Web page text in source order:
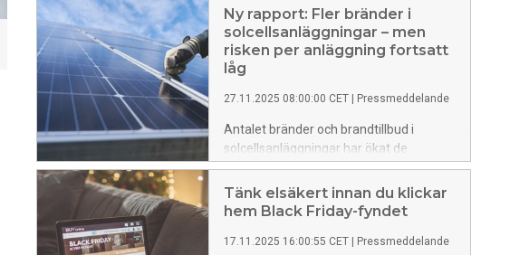
säljs ofta av företag utanför EU, vilket
försvårar tillsyn och ansvar. Nu går
myndigheten ut med en varning till
konsumenter – särskilt vid köp via
Ny rapport: Fler bränder i
solcellsanläggningar – men
risken per anläggning fortsatt
låg
27.11.2025 08:00:00 CET Pressmeddelande
Antalet bränder och brandtillbud i
solcellsanläggningar har ökat de
senaste sju åren, men sett till det snabbt
växande antalet installationer har
säkerheten per anläggning förbättrats
från Elsäkerhetsverket.
Tänk elsäkert innan du klickar
hem Black Friday-fyndet
17.11.2025 16:00:55 CET Pressmeddelande